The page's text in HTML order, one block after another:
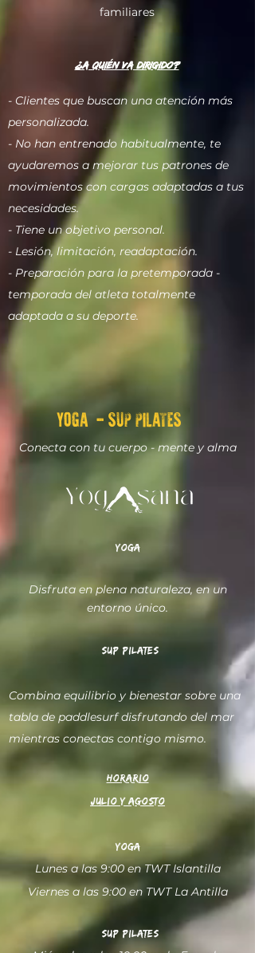
familiares​
¿A quién va dirigido?
- Clientes que buscan una atención más
personalizada.
- No han entrenado habitualmente, te
ayudaremos a mejorar tus patrones de
movimientos con cargas adaptadas a tus
necesidades.
- Tiene un objetivo personal.
- Lesión, limitación, readaptación.
- Preparación para la pretemporada -
temporada del atleta totalmente
adaptada a su deporte.
YOGA - SUP PILATES
Conecta con tu cuerpo - mente y alma
HORARIO
JULIO Y AGOSTO
yoga
Lunes a las 9:00 en TWT Islantilla
Viernes a las 9:00 en TWT La Antilla
SUP PILATES
yoga
Disfruta en plena naturaleza, en un
entorno único.
SUP PILATES
Combina equilibrio y bienestar sobre una
tabla de paddlesurf disfrutando del mar
mientras conectas contigo mismo​.